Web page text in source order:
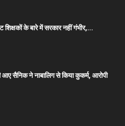
शिक्षकों के बारे में सरकार नहीं गंभीर,...
आए सैनिक ने नाबालिग से किया कुकर्म, आरोपी